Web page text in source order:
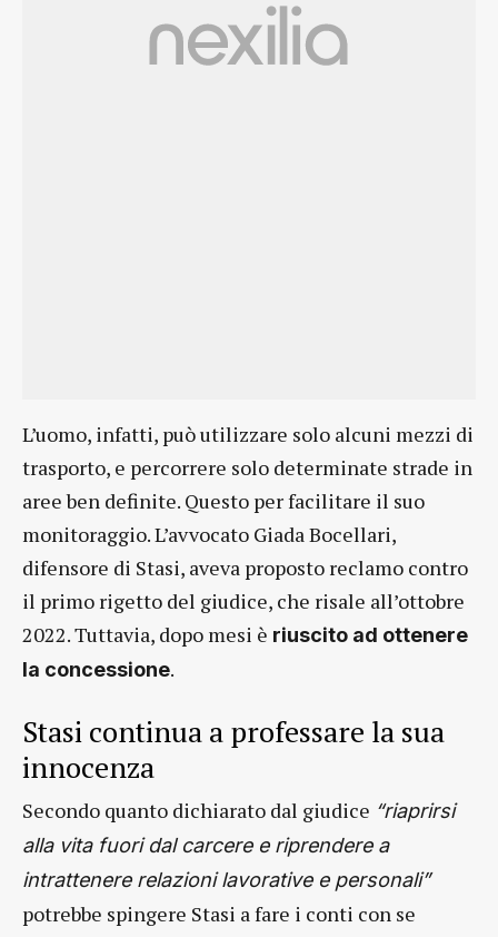
L’uomo, infatti, può utilizzare solo alcuni mezzi di
trasporto, e percorrere solo determinate strade in
aree ben definite. Questo per facilitare il suo
monitoraggio. L’avvocato Giada Bocellari,
difensore di Stasi, aveva proposto reclamo contro
il primo rigetto del giudice, che risale all’ottobre
2022. Tuttavia, dopo mesi è riuscito ad ottenere
la concessione.
Stasi continua a professare la sua
innocenza
Secondo quanto dichiarato dal giudice “riaprirsi
alla vita fuori dal carcere e riprendere a
intrattenere relazioni lavorative e personali”
potrebbe spingere Stasi a fare i conti con se